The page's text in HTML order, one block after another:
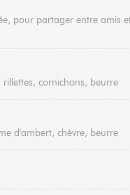
pour partager entre amis
cornichons, beurre
d'ambert, chèvre, beurre